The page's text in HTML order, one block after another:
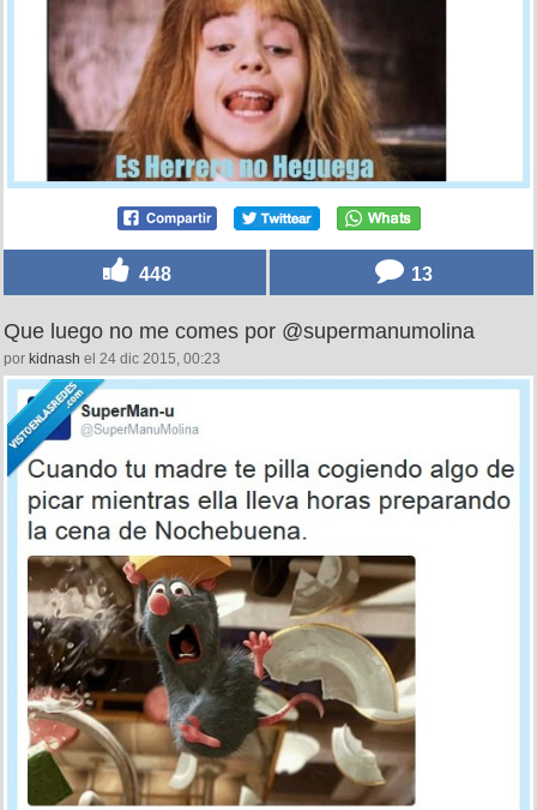
448 13
Que luego no me comes por @supermanumolina
por kidnash el 24 dic 2015, 00:23